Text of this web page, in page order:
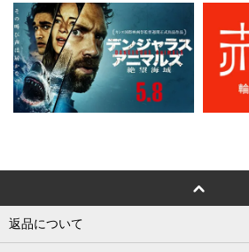
返品について